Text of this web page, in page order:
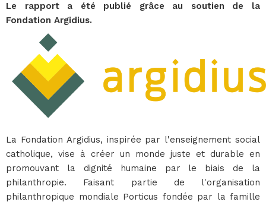
Le rapport a été publié grâce au soutien de la
Fondation Argidius.
La Fondation Argidius, inspirée par l'enseignement social
catholique, vise à créer un monde juste et durable en
promouvant la dignité humaine par le biais de la
philanthropie. Faisant partie de l'organisation
philanthropique mondiale Porticus fondée par la famille